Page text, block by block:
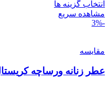
انتخاب گزینه ها
مشاهده سریع
-3%
مقایسه
عطر زنانه ورساچه